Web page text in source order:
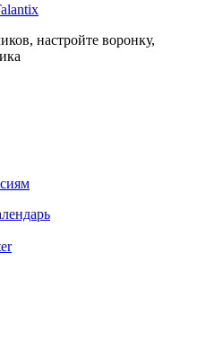
настройте воронку,